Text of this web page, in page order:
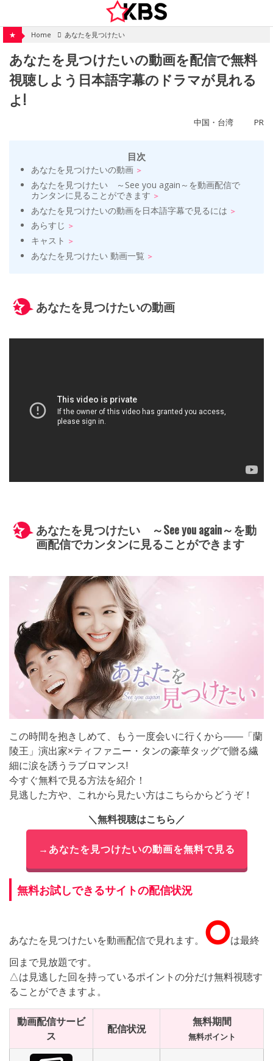
content
★ Home あなたを見つけたい
あなたを見つけたいの動画を配信で無料
視聴しよう日本語字幕のドラマが見れる
よ!
中国・台湾 PR
目次
あなたを見つけたいの動画
あなたを見つけたい ～See you again～を動画配信で
カンタンに見ることができます
あなたを見つけたいの動画を日本語字幕で見るには
あらすじ
キャスト
あなたを見つけたい 動画一覧
あなたを見つけたいの動画
あなたを見つけたい ～See you again～を動
画配信でカンタンに見ることができます
この時間を抱きしめて、もう一度会いに行くから――「蘭
陵王」演出家×ティファニー・タンの豪華タッグで贈る繊
細に涙を誘うラブロマンス!
今すぐ無料で見る方法を紹介！
見逃した方や、これから見たい方はこちらからどうぞ！
＼無料視聴はこちら／
→あなたを見つけたいの動画を無料で見る
無料お試しできるサイトの配信状況
あなたを見つけたいを動画配信で見れます。 ⭘は最終
回まで見放題です。
△は見逃した回を持っているポイントの分だけ無料視聴す
ることができますよ。
動画配信サービ
ス
配信状況
無料期間
無料ポイント